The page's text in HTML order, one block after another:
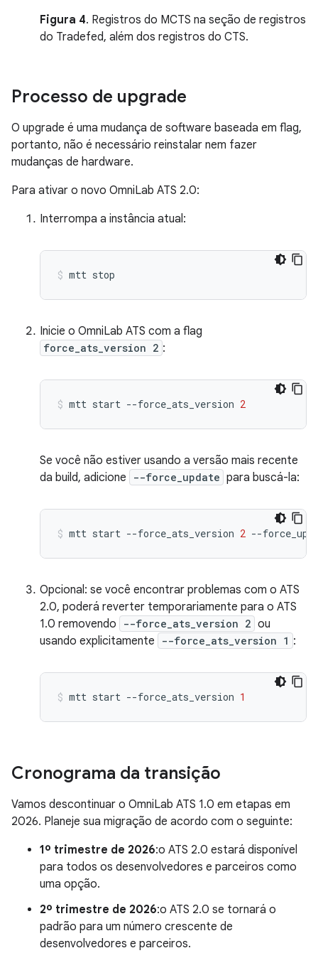
Figura 4. Registros do MCTS na seção de registros
do Tradefed, além dos registros do CTS.
Processo de upgrade
O upgrade é uma mudança de software baseada em flag,
portanto, não é necessário reinstalar nem fazer
mudanças de hardware.
Para ativar o novo OmniLab ATS 2.0:
Interrompa a instância atual:
mtt stop
Inicie o OmniLab ATS com a flag
force_ats_version 2 :
mtt start --force_ats_version 2
Se você não estiver usando a versão mais recente
da build, adicione
--force_update para buscá-la:
mtt start --force_ats_version 2 --
Opcional: se você encontrar problemas com o ATS
2.0, poderá reverter temporariamente para o ATS
1.0 removendo
--force_ats_version 2 ou
usando explicitamente
--force_ats_version 1 :
mtt start --force_ats_version 1
Cronograma da transição
Vamos descontinuar o OmniLab ATS 1.0 em etapas em
2026. Planeje sua migração de acordo com o seguinte:
1º trimestre de 2026:o ATS 2.0 estará disponível
para todos os desenvolvedores e parceiros como
uma opção.
2º trimestre de 2026:o ATS 2.0 se tornará o
padrão para um número crescente de
desenvolvedores e parceiros.